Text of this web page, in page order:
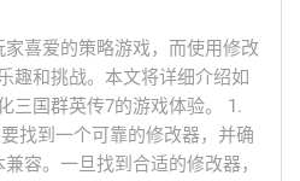
喜爱的策略游戏，而使用修改
趣和挑战。本文将详细介绍如
三国群英传7的游戏体验。 1.
找到一个可靠的修改器，并确
容。一旦找到合适的修改器，